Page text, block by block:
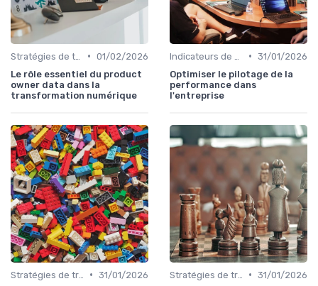
• 01/02/2026
Le rôle essentiel du product
owner data dans la
transformation numérique
• 31/01/2026
Optimiser le pilotage de la
performance dans
l'entreprise
• 31/01/2026
• 31/01/2026